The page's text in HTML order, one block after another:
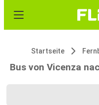
Startseite
Bus von Vicenza